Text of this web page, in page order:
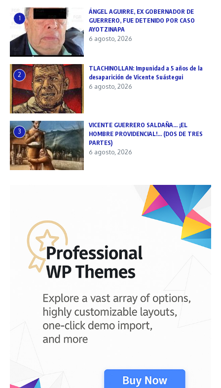
1
ÁNGEL AGUIRRE, EX GOBERNADOR DE
GUERRERO, FUE DETENIDO POR CASO
AYOTZINAPA
6 agosto, 2026
2
TLACHINOLLAN: Impunidad a 5 años de la
desaparición de Vicente Suástegui
6 agosto, 2026
3
VICENTE GUERRERO SALDAÑA… ¡EL
HOMBRE PROVIDENCIAL!… (DOS DE TRES
PARTES)
6 agosto, 2026